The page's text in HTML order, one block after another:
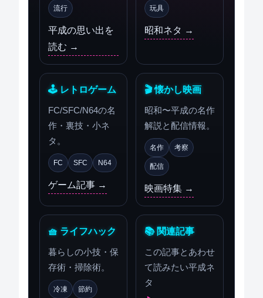
流行
平成の思い出を
読む →
玩具
昭和ネタ →
🕹 レトロゲーム
FC/SFC/N64の名
作・裏技・小ネ
タ。
FC SFC N64
ゲーム記事 →
🎬 懐かし映画
昭和〜平成の名作
解説と配信情報。
名作 考察
配信
映画特集 →
🧺 ライフハック
暮らしの小技・保
存術・掃除術。
冷凍 節約
📚 関連記事
この記事とあわせ
て読みたい平成ネ
タ